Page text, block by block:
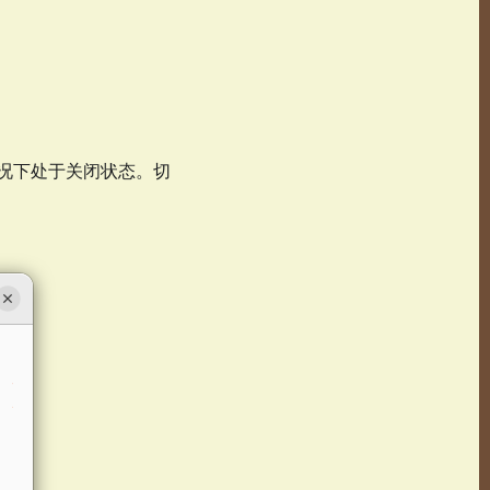
下处于关闭状态。切